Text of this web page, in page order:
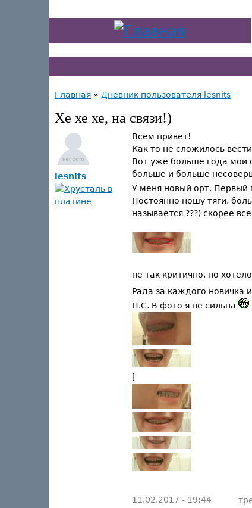
Главная » Дневник пользователя lesnits
Хе хе хе, на связи!)
lesnits
Всем привет!
Как то не сложилось
Вот уже больше года мои
больше и больше
У меня новый орт. Первый
Постоянно ношу тяги,
называется ???) скорее
не так критично, но
Рада за каждого новичка
П.С. В фото я не сильна
[
11.02.2017 - 19:44